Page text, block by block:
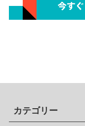
カテゴリー